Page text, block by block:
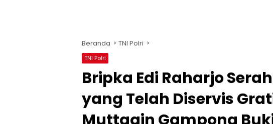
Beranda TNI Polri
TNI Polri
Bripka Edi Raharjo
yang Telah Diservis